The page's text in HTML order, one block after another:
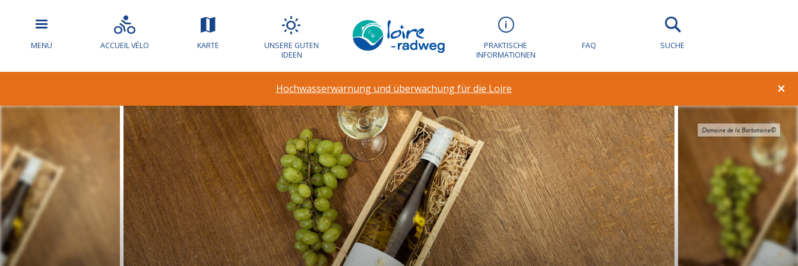
MENÜ ACCUEIL VÉLO KARTE
UNSERE GUTEN
IDEEN
PRAKTISCHE
INFORMATIONEN
FAQ SUCHE
×
Hochwasserwarnung und überwachung für die Loire
Domaine de la Barbotaine©